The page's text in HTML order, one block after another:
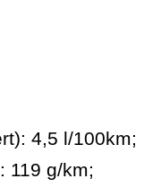
4,5 l/100km;
119 g/km;